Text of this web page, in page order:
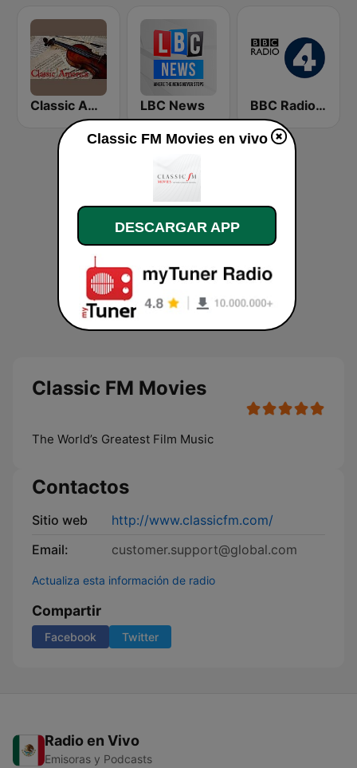
Classic America LBC News BBC Radio 4
Classic FM Movies
The World’s Greatest Film Music
Contactos
Sitio web
http://www.classicfm.com/
Email:
customer.support@global.com
Actualiza esta información de radio
Compartir
Facebook Twitter
Radio en Vivo
Emisoras y Podcasts
Classic FM Movies en vivo
DESCARGAR APP